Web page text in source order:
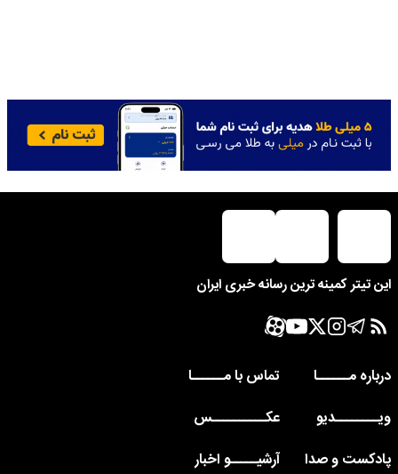
این تیتر کمینه ترین رسانه خبری ایران
درباره مــــــا
تماس با مــــــا
ویــــــــدیو
عکــــــــــس
پادکست و صدا
آرشیـــــو اخبار